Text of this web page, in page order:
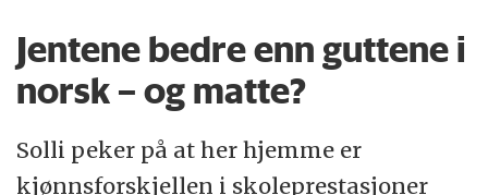
Jentene bedre enn guttene i
norsk – og matte?
Solli peker på at her hjemme er
kjønnsforskjellen i skoleprestasjoner